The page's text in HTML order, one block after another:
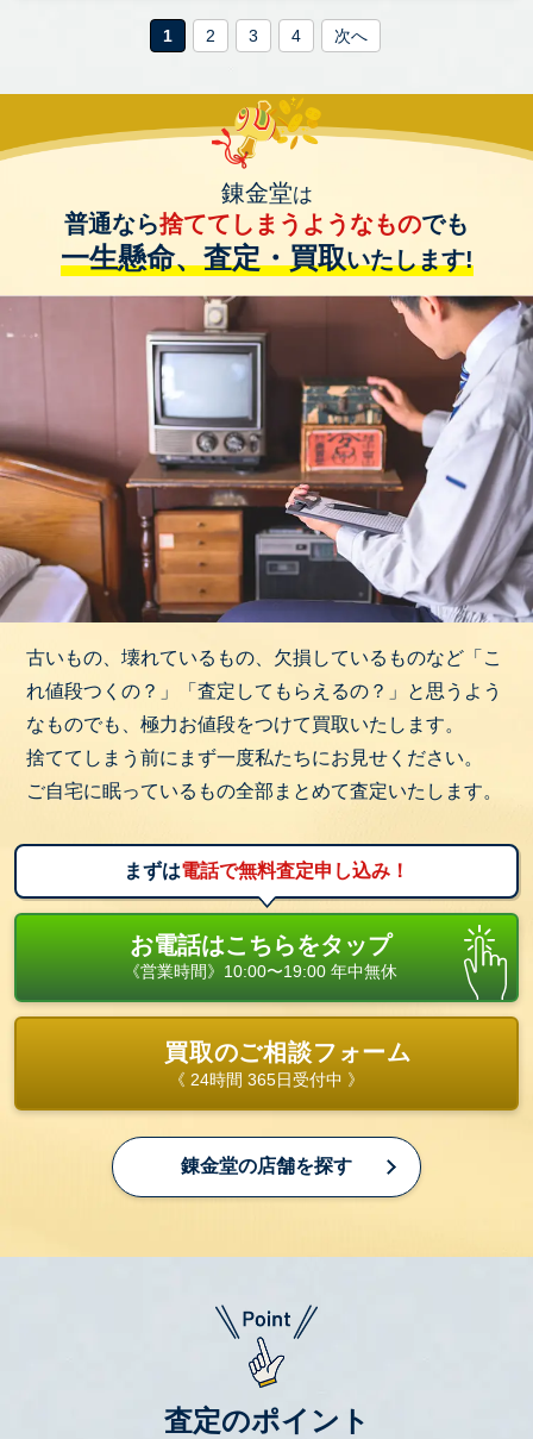
1 2 3 4 次へ
錬金堂は
普通なら捨ててしまうようなものでも
一生懸命、査定・買取いたします!
古いもの、壊れているもの、欠損しているものなど「こ
れ値段つくの？」「査定してもらえるの？」と思うよう
なものでも、極力お値段をつけて買取いたします。
捨ててしまう前にまず一度私たちにお見せください。
ご自宅に眠っているもの全部まとめて査定いたします。
まずは電話で無料査定申し込み！
お電話はこちらをタップ
《営業時間》10:00〜19:00 年中無休
買取のご相談フォーム
《 24時間 365日受付中 》
錬金堂の店舗を探す
査定のポイント